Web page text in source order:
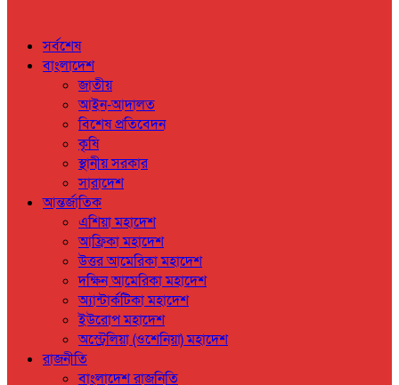
সর্বশেষ
বাংলাদেশ
জাতীয়
আইন-আদালত
বিশেষ প্রতিবেদন
কৃষি
স্থানীয় সরকার
সারাদেশ
আন্তর্জাতিক
এশিয়া মহাদেশ
আফ্রিকা মহাদেশ
উত্তর আমেরিকা মহাদেশ
দক্ষিন আমেরিকা মহাদেশ
অ্যান্টার্কটিকা মহাদেশ
ইউরোপ মহাদেশ
অস্ট্রেলিয়া (ওশেনিয়া) মহাদেশ
রাজনীতি
বাংলাদেশ রাজনিতি